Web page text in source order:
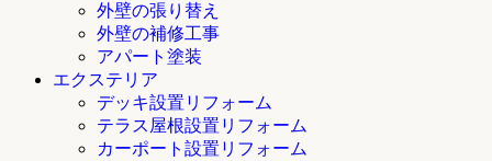
外壁の張り替え
外壁の補修工事
アパート塗装
エクステリア
デッキ設置リフォーム
テラス屋根設置リフォーム
カーポート設置リフォーム